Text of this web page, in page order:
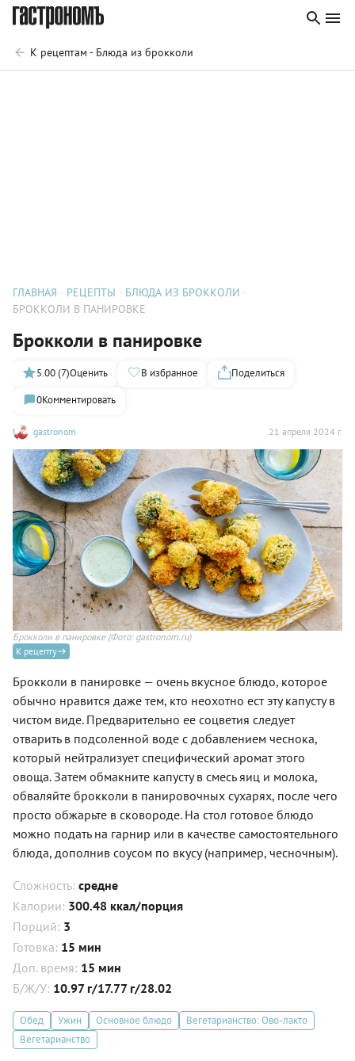
К рецептам - Блюда из брокколи
ГЛАВНАЯ РЕЦЕПТЫ
БЛЮДА ИЗ БРОККОЛИ
БРОККОЛИ В ПАНИРОВКЕ
Брокколи в панировке
gastronom 21 апреля 2024 г.
5.00 (7)Оценить В избранное
Поделиться
0Комментировать
Брокколи в панировке(Фото: gastronom.ru)
К рецепту
Брокколи в панировке — очень вкусное блюдо, которое
обычно нравится даже тем, кто неохотно ест эту капусту в
чистом виде. Предварительно ее соцветия следует
отварить в подсоленной воде с добавлением чеснока,
который нейтрализует специфический аромат этого
овоща. Затем обмакните капусту в смесь яиц и молока,
обваляйте брокколи в панировочных сухарях, после чего
просто обжарьте в сковороде. На стол готовое блюдо
можно подать на гарнир или в качестве самостоятельного
блюда, дополнив соусом по вкусу (например, чесночным).
Сложность: средне
Калории: 300.48 ккал/порция
Порций: 3
Готовка: 15 мин
Доп. время: 15 мин
Б/Ж/У: 10.97 г/17.77 г/28.02
Обед Ужин Основное блюдо
Вегетарианство: Ово-лакто
Вегетарианство